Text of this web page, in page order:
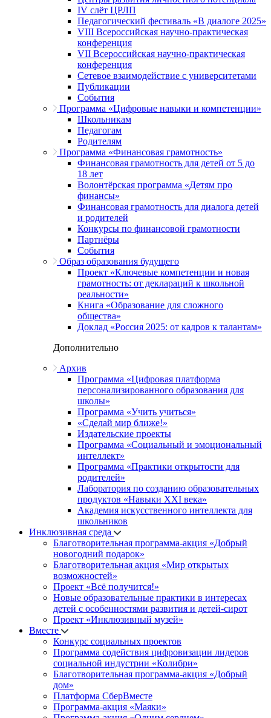
IV слёт ЦРЛП
Педагогический фестиваль «В диалоге 2025»
VIII Всероссийская научно-практическая
конференция
VII Всероссийская научно-практическая
конференция
Сетевое взаимодействие с университетами
Публикации
События
Программа «Цифровые навыки и компетенции»
Школьникам
Педагогам
Родителям
Программа «Финансовая грамотность»
Финансовая грамотность для детей от 5 до
18 лет
Волонтёрская программа «Детям про
финансы»
Финансовая грамотность для диалога детей
и родителей
Конкурсы по финансовой грамотности
Партнёры
События
Образ образования будущего
Проект «Ключевые компетенции и новая
грамотность: от деклараций к школьной
реальности»
Книга «Образование для сложного
общества»
Доклад «Россия 2025: от кадров к талантам»
Дополнительно
Архив
Программа «Цифровая платформа
персонализированного образования для
школы»
Программа «Учить учиться»
«Сделай мир ближе!»
Издательские проекты
Программа «Социальный и эмоциональный
интеллект»
Программа «Практики открытости для
родителей»
Лаборатория по созданию образовательных
продуктов «Навыки XXI века»
Академия искусственного интеллекта для
школьников
Инклюзивная среда
Благотворительная программа-акция «Добрый
новогодний подарок»
Благотворительная акция «Мир открытых
возможностей»
Проект «Всё получится!»
Новые образовательные практики в интересах
детей с особенностями развития и детей-сирот
Проект «Инклюзивный музей»
Вместе
Конкурс социальных проектов
Программа содействия цифровизации лидеров
социальной индустрии «Колибри»
Благотворительная программа-акция «Добрый
дом»
Платформа СберВместе
Программа-акция «Маяки»